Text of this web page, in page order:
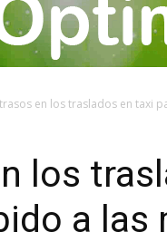
en los traslados en taxi
los
a las